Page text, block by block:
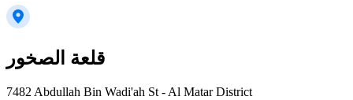
قلعة الصخور
7482 Abdullah Bin Wadi'ah St - Al Matar District